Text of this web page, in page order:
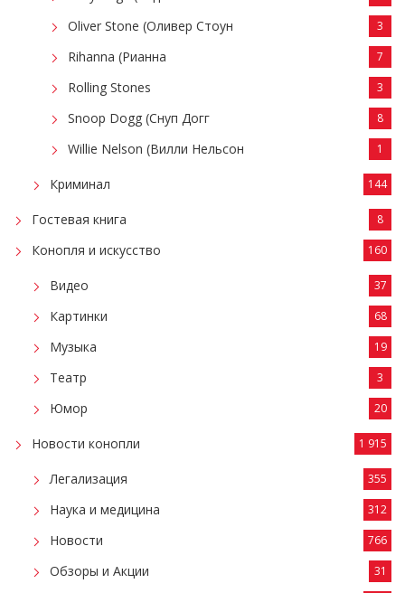
Oliver Stone (Оливер Стоун 3
Rihanna (Рианна 7
Rolling Stones 3
Snoop Dogg (Снуп Догг 8
Willie Nelson (Вилли Нельсон 1
Криминал 144
Гостевая книга 8
Конопля и искусство 160
Видео 37
Картинки 68
Музыка 19
Театр 3
Юмор 20
Новости конопли 1 915
Легализация 355
Наука и медицина 312
Новости 766
Обзоры и Акции 31